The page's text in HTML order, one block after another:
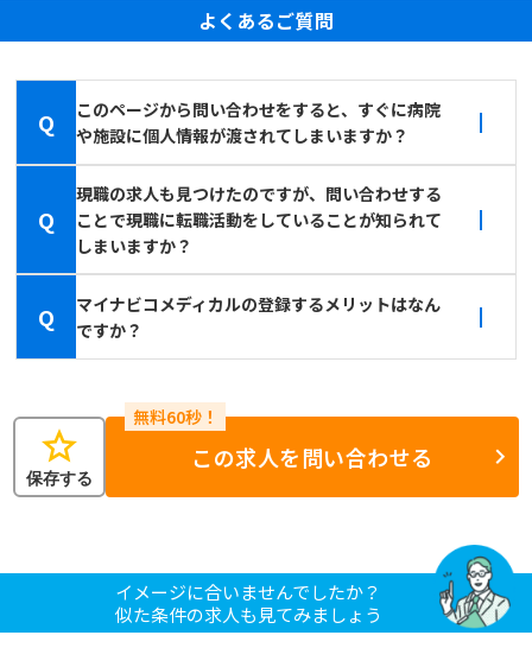
よくあるご質問
Q
このページから問い合わせをすると、すぐに病院
や施設に個人情報が渡されてしまいますか？
Q
現職の求人も見つけたのですが、問い合わせする
ことで現職に転職活動をしていることが知られて
しまいますか？
Q
マイナビコメディカルの登録するメリットはなん
ですか？
star
保存する
この求人を問い合わせる
イメージに合いませんでしたか？
似た条件の求人も見てみましょう